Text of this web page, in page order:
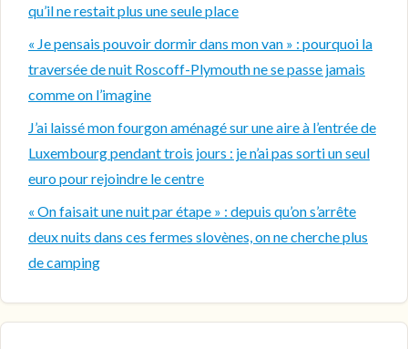
qu’il ne restait plus une seule place
« Je pensais pouvoir dormir dans mon van » : pourquoi la
traversée de nuit Roscoff-Plymouth ne se passe jamais
comme on l’imagine
J’ai laissé mon fourgon aménagé sur une aire à l’entrée de
Luxembourg pendant trois jours : je n’ai pas sorti un seul
euro pour rejoindre le centre
« On faisait une nuit par étape » : depuis qu’on s’arrête
deux nuits dans ces fermes slovènes, on ne cherche plus
de camping